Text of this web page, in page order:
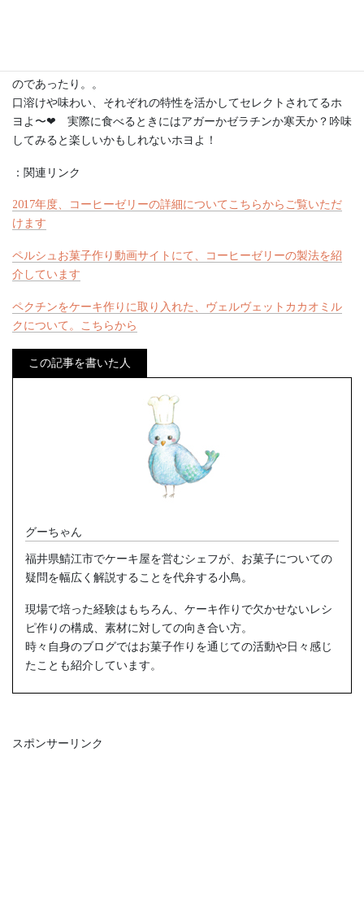
のであったり。。
口溶けや味わい、それぞれの特性を活かしてセレクトされてるホ
ヨよ〜❤︎ 実際に食べるときにはアガーかゼラチンか寒天か？吟味
してみると楽しいかもしれないホヨよ！
：関連リンク
2017年度、コーヒーゼリーの詳細についてこちらからご覧いただ
けます
ペルシュお菓子作り動画サイトにて、コーヒーゼリーの製法を紹
介しています
ペクチンをケーキ作りに取り入れた、ヴェルヴェットカカオミル
クについて。こちらから
この記事を書いた人
グーちゃん
福井県鯖江市でケーキ屋を営むシェフが、お菓子についての
疑問を幅広く解説することを代弁する小鳥。
現場で培った経験はもちろん、ケーキ作りで欠かせないレシ
ピ作りの構成、素材に対しての向き合い方。
時々自身のブログではお菓子作りを通じての活動や日々感じ
たことも紹介しています。
スポンサーリンク